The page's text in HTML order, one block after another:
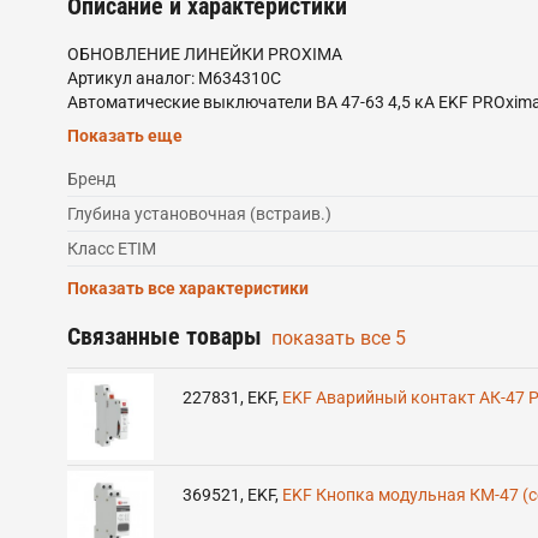
Описание и характеристики
ОБНОВЛЕНИЕ ЛИНЕЙКИ PROXIMA
Артикул аналог: M634310C
Автоматические выключатели ВА 47-63 4,5 кА EKF
выключателей является усовершенствованная
опломбирования выключателей, что исключает
расхождения корпуса. Выключатели оборудованы
Показать еще
Бренд
Глубина установочная (встраив.)
Класс ETIM
Показать все характеристики
Связанные товары показать все 5
227831, EKF, EKF Аварийный контакт АК-47
369521, EKF, EKF Кнопка модульная КМ-47